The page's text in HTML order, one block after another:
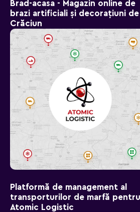
Brad-aсasa - Magazin online de
brazi artificiali și decorațiuni de
Crăciun
Platformă de management al
transporturilor de marfă pentru
Atomic Logistic